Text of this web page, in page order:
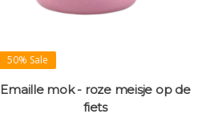
50% Sale
Emaille mok - roze meisje op de
fiets